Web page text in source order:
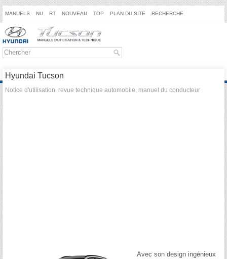
MANUELS NU RT NOUVEAU TOP PLAN DU SITE RECHERCHE
Hyundai Tucson
Notice d'utilisation, revue technique automobile, manuel du conducteur
Avec son design ingénieux